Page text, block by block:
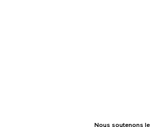
Nous soutenons le